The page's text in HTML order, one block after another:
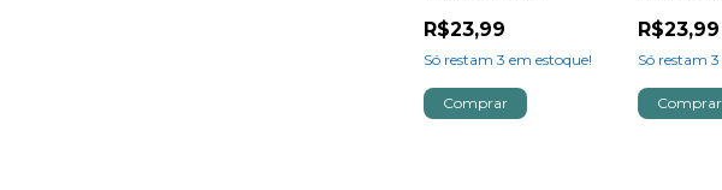
R$23,99
Só restam3 em estoque!
R$23,99
Só restam3